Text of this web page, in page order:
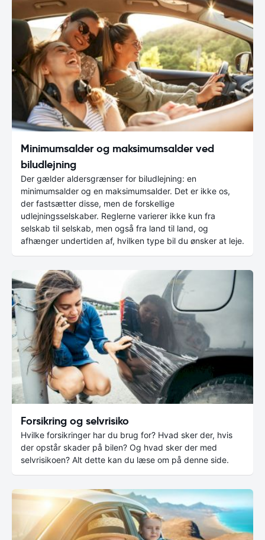
Minimumsalder og maksimumsalder ved
biludlejning
Der gælder aldersgrænser for biludlejning: en
minimumsalder og en maksimumsalder. Det er ikke os,
der fastsætter disse, men de forskellige
udlejningsselskaber. Reglerne varierer ikke kun fra
selskab til selskab, men også fra land til land, og
afhænger undertiden af, hvilken type bil du ønsker at leje.
Forsikring og selvrisiko
Hvilke forsikringer har du brug for? Hvad sker der, hvis
der opstår skader på bilen? Og hvad sker der med
selvrisikoen? Alt dette kan du læse om på denne side.